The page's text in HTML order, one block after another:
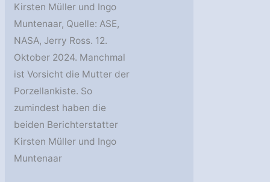
Kirsten Müller und Ingo
Muntenaar, Quelle: ASE,
NASA, Jerry Ross. 12.
Oktober 2024. Manchmal
ist Vorsicht die Mutter der
Porzellankiste. So
zumindest haben die
beiden Berichterstatter
Kirsten Müller und Ingo
Muntenaar